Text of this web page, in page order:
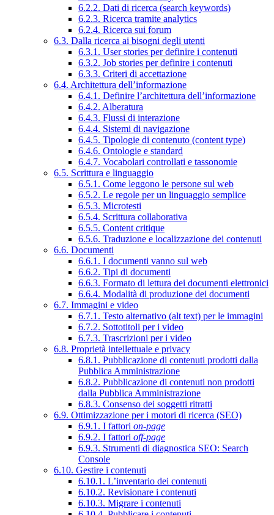
6.2.2. Dati di ricerca (search keywords)
6.2.3. Ricerca tramite analytics
6.2.4. Ricerca sui forum
6.3. Dalla ricerca ai bisogni degli utenti
6.3.1. User stories per definire i contenuti
6.3.2. Job stories per definire i contenuti
6.3.3. Criteri di accettazione
6.4. Architettura dell’informazione
6.4.1. Definire l’architettura dell’informazione
6.4.2. Alberatura
6.4.3. Flussi di interazione
6.4.4. Sistemi di navigazione
6.4.5. Tipologie di contenuto (content type)
6.4.6. Ontologie e standard
6.4.7. Vocabolari controllati e tassonomie
6.5. Scrittura e linguaggio
6.5.1. Come leggono le persone sul web
6.5.2. Le regole per un linguaggio semplice
6.5.3. Microtesti
6.5.4. Scrittura collaborativa
6.5.5. Content critique
6.5.6. Traduzione e localizzazione dei contenuti
6.6. Documenti
6.6.1. I documenti vanno sul web
6.6.2. Tipi di documenti
6.6.3. Formato di lettura dei documenti elettronici
6.6.4. Modalità di produzione dei documenti
6.7. Immagini e video
6.7.1. Testo alternativo (alt text) per le immagini
6.7.2. Sottotitoli per i video
6.7.3. Trascrizioni per i video
6.8. Proprietà intellettuale e privacy
6.8.1. Pubblicazione di contenuti prodotti dalla
Pubblica Amministrazione
6.8.2. Pubblicazione di contenuti non prodotti
dalla Pubblica Amministrazione
6.8.3. Consenso dei soggetti ritratti
6.9. Ottimizzazione per i motori di ricerca (SEO)
6.9.1. I fattori on-page
6.9.2. I fattori off-page
6.9.3. Strumenti di diagnostica SEO: Search
Console
6.10. Gestire i contenuti
6.10.1. L’inventario dei contenuti
6.10.2. Revisionare i contenuti
6.10.3. Migrare i contenuti